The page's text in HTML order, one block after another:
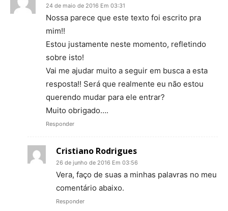
24 de maio de 2016 Em 03:31
Nossa parece que este texto foi escrito pra
mim!!
Estou justamente neste momento, refletindo
sobre isto!
Vai me ajudar muito a seguir em busca a esta
resposta!! Será que realmente eu não estou
querendo mudar para ele entrar?
Muito obrigado….
Responder
Cristiano Rodrigues
26 de junho de 2016 Em 03:56
Vera, faço de suas a minhas palavras no meu
comentário abaixo.
Responder